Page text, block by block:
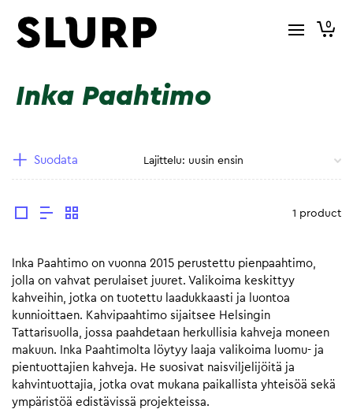
0
Inka Paahtimo
Suodata
1 product
Inka Paahtimo on vuonna 2015 perustettu pienpaahtimo,
jolla on vahvat perulaiset juuret. Valikoima keskittyy
kahveihin, jotka on tuotettu laadukkaasti ja luontoa
kunnioittaen. Kahvipaahtimo sijaitsee Helsingin
Tattarisuolla, jossa paahdetaan herkullisia kahveja moneen
makuun. Inka Paahtimolta löytyy laaja valikoima luomu- ja
pientuottajien kahveja. He suosivat naisviljelijöitä ja
kahvintuottajia, jotka ovat mukana paikallista yhteisöä sekä
ympäristöä edistävissä projekteissa.